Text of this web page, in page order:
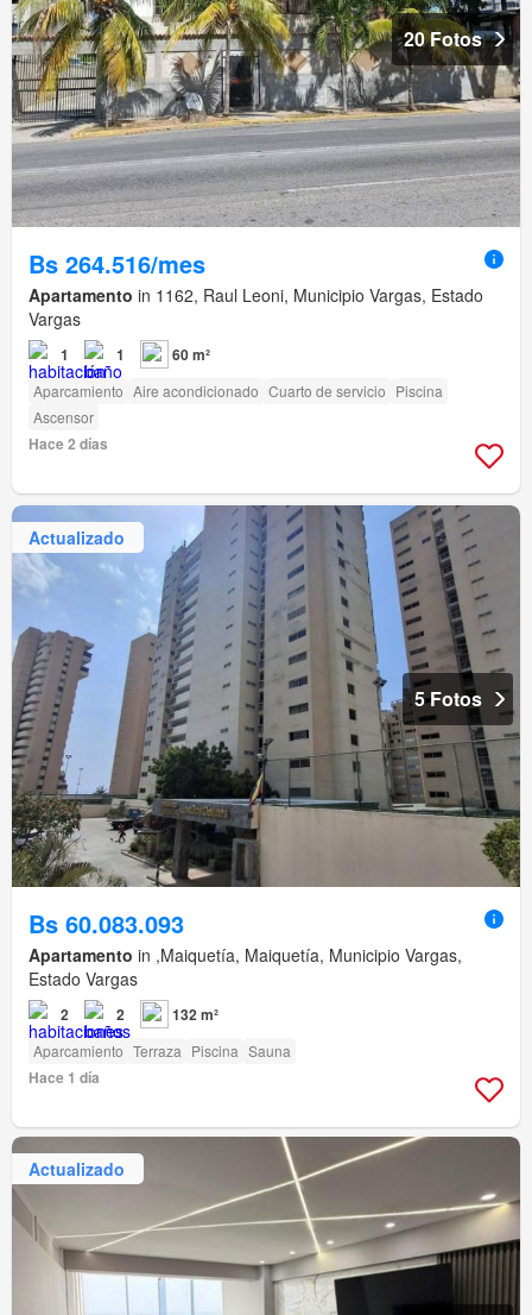
20 Fotos
Bs 264.516/mes
Apartamento in 1162, Raul Leoni, Municipio Vargas, Estado
Vargas
1 1 60 m²
Aparcamiento Aire acondicionado Cuarto de servicio Piscina
Ascensor
Hace 2 días
Actualizado
5 Fotos
Bs 60.083.093
Apartamento in ,Maiquetía, Maiquetía, Municipio Vargas,
Estado Vargas
2 2 132 m²
Aparcamiento Terraza Piscina Sauna
Hace 1 día
Actualizado